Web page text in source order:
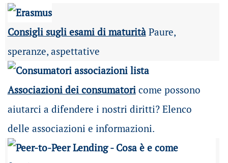
Consigli sugli esami di maturità Paure,
speranze, aspettative
Associazioni dei consumatoricome possono
aiutarci a difendere i nostri diritti? Elenco
delle associazioni e informazioni.